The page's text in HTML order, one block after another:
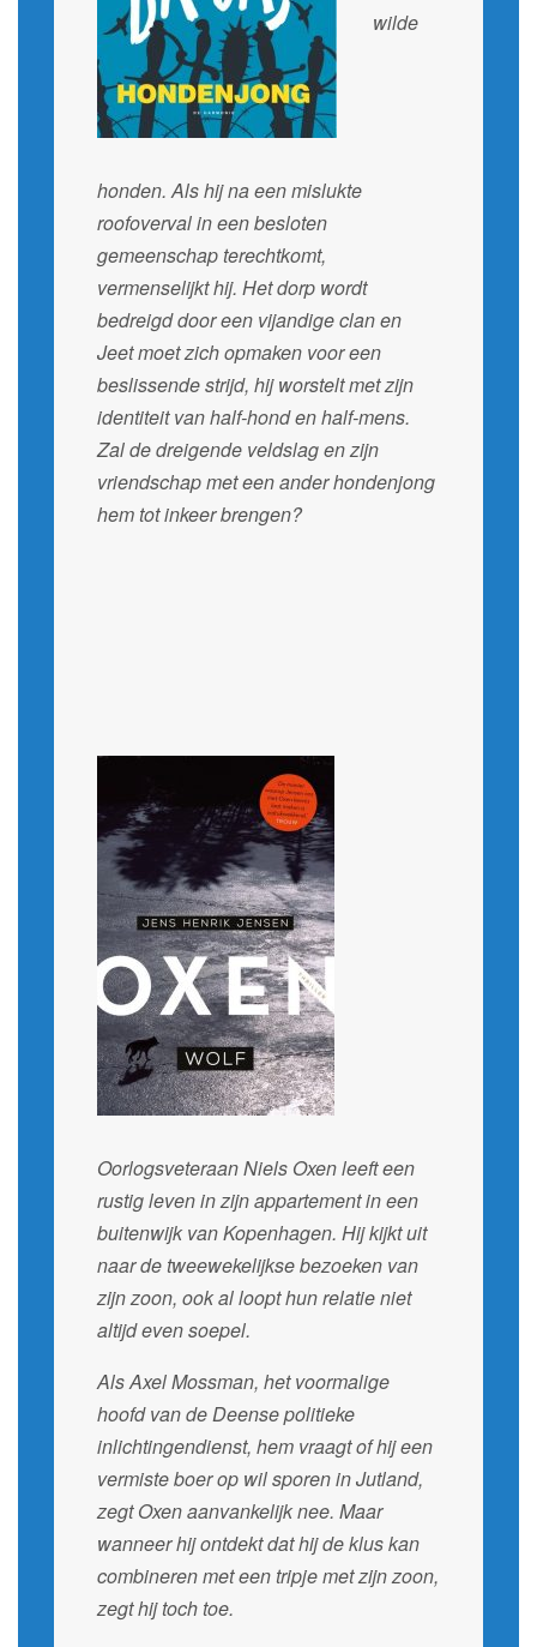
wilde
honden. Als hij na een mislukte
roofoverval in een besloten
gemeenschap terechtkomt,
vermenselijkt hij. Het dorp wordt
bedreigd door een vijandige clan en
Jeet moet zich opmaken voor een
beslissende strijd, hij worstelt met zijn
identiteit van half-hond en half-mens.
Zal de dreigende veldslag en zijn
vriendschap met een ander hondenjong
hem tot inkeer brengen?
Oorlogsveteraan Niels Oxen leeft een
rustig leven in zijn appartement in een
buitenwijk van Kopenhagen. Hij kijkt uit
naar de tweewekelijkse bezoeken van
zijn zoon, ook al loopt hun relatie niet
altijd even soepel.
Als Axel Mossman, het voormalige
hoofd van de Deense politieke
inlichtingendienst, hem vraagt of hij een
vermiste boer op wil sporen in Jutland,
zegt Oxen aanvankelijk nee. Maar
wanneer hij ontdekt dat hij de klus kan
combineren met een tripje met zijn zoon,
zegt hij toch toe.